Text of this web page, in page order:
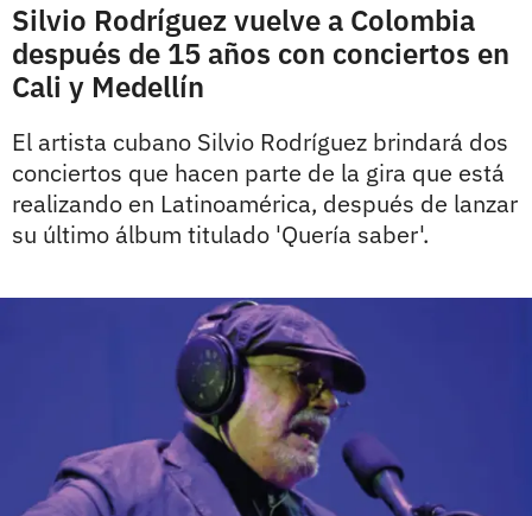
Silvio Rodríguez vuelve a Colombia
después de 15 años con conciertos en
Cali y Medellín
El artista cubano Silvio Rodríguez brindará dos
conciertos que hacen parte de la gira que está
realizando en Latinoamérica, después de lanzar
su último álbum titulado 'Quería saber'.